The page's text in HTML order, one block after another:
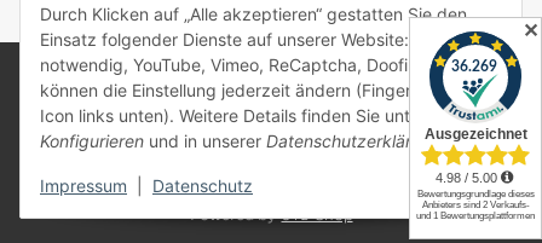
* Alle Preise inkl. gesetzlicher USt., zzgl.Versand
© 2025 bonremo.de. Alle Rechte vorbehalten.
Alle verwendeten Markennamen u. Bezeichnungen sind
eingetragene Warenzeichen u. Marken der jeweiligen
Eigentümer. Sie dienen nur zur Verdeutlichung der
Kompatibilität unserer Produkte mit den Produkten
verschiedener Hersteller.
Powered by JTL-Shop
Durch Klicken auf „Alle akzeptieren“ gestatten Sie den
Einsatz folgender Dienste auf unserer Website: Technisch
notwendig, YouTube, Vimeo, ReCaptcha, Doofinder. Sie
können die Einstellung jederzeit ändern (Fingerabdruck-
Icon links unten). Weitere Details finden Sie unter
Konfigurieren und in unserer Datenschutzerklärung.
Impressum Datenschutz
✕